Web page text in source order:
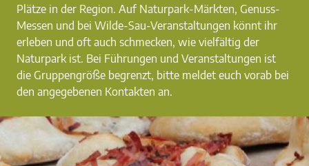
Plätze in der Region. Auf Naturpark-Märkten, Genuss-
Messen und bei Wilde-Sau-Veranstaltungen könnt ihr
erleben und oft auch schmecken, wie vielfältig der
Naturpark ist. Bei Führungen und Veranstaltungen ist
die Gruppengröße begrenzt, bitte meldet euch vorab bei
den angegebenen Kontakten an.